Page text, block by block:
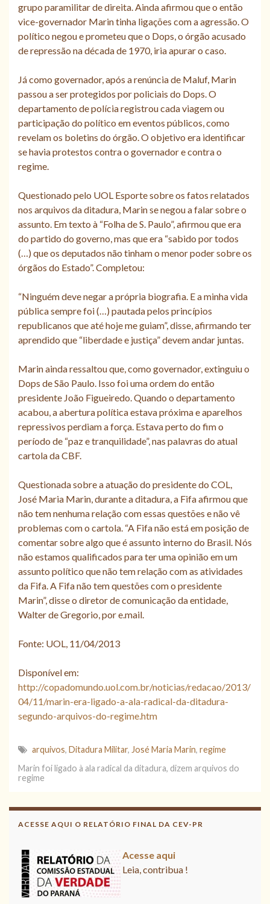
grupo paramilitar de direita. Ainda afirmou que o então
vice-governador Marin tinha ligações com a agressão. O
político negou e prometeu que o Dops, o órgão acusado
de repressão na década de 1970, iria apurar o caso.
Já como governador, após a renúncia de Maluf, Marin
passou a ser protegidos por policiais do Dops. O
departamento de polícia registrou cada viagem ou
participação do político em eventos públicos, como
revelam os boletins do órgão. O objetivo era identificar
se havia protestos contra o governador e contra o
regime.
Questionado pelo UOL Esporte sobre os fatos relatados
nos arquivos da ditadura, Marin se negou a falar sobre o
assunto. Em texto à “Folha de S. Paulo”, afirmou que era
do partido do governo, mas que era “sabido por todos
(…) que os deputados não tinham o menor poder sobre os
órgãos do Estado”. Completou:
“Ninguém deve negar a própria biografia. E a minha vida
pública sempre foi (…) pautada pelos princípios
republicanos que até hoje me guiam”, disse, afirmando ter
aprendido que “liberdade e justiça” devem andar juntas.
Marin ainda ressaltou que, como governador, extinguiu o
Dops de São Paulo. Isso foi uma ordem do então
presidente João Figueiredo. Quando o departamento
acabou, a abertura política estava próxima e aparelhos
repressivos perdiam a força. Estava perto do fim o
período de “paz e tranquilidade”, nas palavras do atual
cartola da CBF.
Questionada sobre a atuação do presidente do COL,
José Maria Marin, durante a ditadura, a Fifa afirmou que
não tem nenhuma relação com essas questões e não vê
problemas com o cartola. “A Fifa não está em posição de
comentar sobre algo que é assunto interno do Brasil. Nós
não estamos qualificados para ter uma opinião em um
assunto político que não tem relação com as atividades
da Fifa. A Fifa não tem questões com o presidente
Marin”, disse o diretor de comunicação da entidade,
Walter de Gregorio, por e.mail.
Fonte: UOL, 11/04/2013
Disponível em:
http://copadomundo.uol.com.br/noticias/redacao/2013/
04/11/marin-era-ligado-a-ala-radical-da-ditadura-
segundo-arquivos-do-regime.htm
arquivos, Ditadura Militar, José Maria Marin, regime
Marin foi ligado à ala radical da ditadura, dizem arquivos do
regime
ACESSE AQUI O RELATÓRIO FINAL DA CEV-PR
Acesse aqui
Leia, contribua !